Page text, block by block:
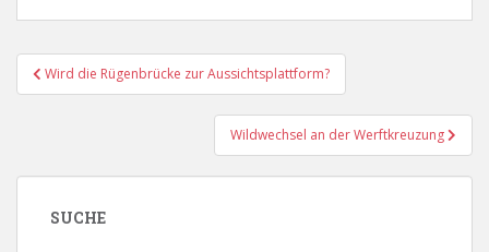
Beitragsnavigation
Wird die Rügenbrücke zur Aussichtsplattform?
Wildwechsel an der Werftkreuzung
SUCHE